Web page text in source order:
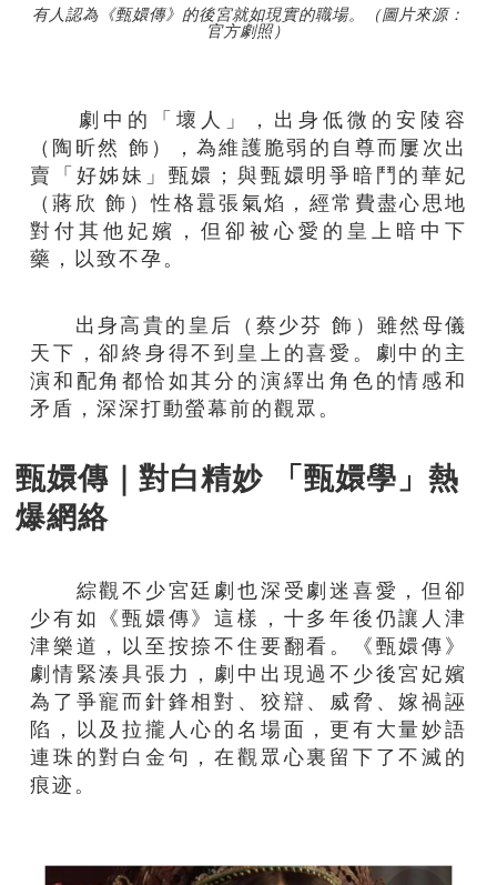
有人認為《甄嬛傳》的後宮就如現實的職場。（圖片來源：
官方劇照）
劇中的「壞人」，出身低微的安陵容
（陶昕然 飾），為維護脆弱的自尊而屢次出
賣「好姊妹」甄嬛；與甄嬛明爭暗鬥的華妃
（蔣欣 飾）性格囂張氣焰，經常費盡心思地
對付其他妃嬪，但卻被心愛的皇上暗中下
藥，以致不孕。
出身高貴的皇后（蔡少芬 飾）雖然母儀
天下，卻終身得不到皇上的喜愛。劇中的主
演和配角都恰如其分的演繹出角色的情感和
矛盾，深深打動螢幕前的觀眾。
甄嬛傳｜對白精妙 「甄嬛學」熱
爆網絡
綜觀不少宮廷劇也深受劇迷喜愛，但卻
少有如《甄嬛傳》這樣，十多年後仍讓人津
津樂道，以至按捺不住要翻看。《甄嬛傳》
劇情緊湊具張力，劇中出現過不少後宮妃嬪
為了爭寵而針鋒相對、狡辯、威脅、嫁禍誣
陷，以及拉攏人心的名場面，更有大量妙語
連珠的對白金句，在觀眾心裏留下了不滅的
痕迹。